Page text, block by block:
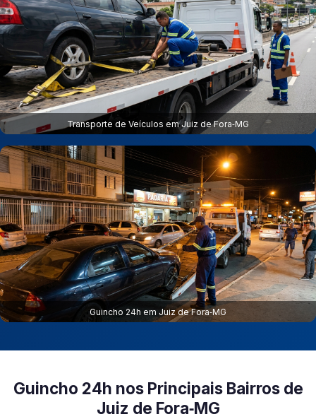
Transporte de Veículos em Juiz de Fora‑MG
Guincho 24h em Juiz de Fora‑MG
Guincho 24h nos Principais Bairros de
Juiz de Fora‑MG